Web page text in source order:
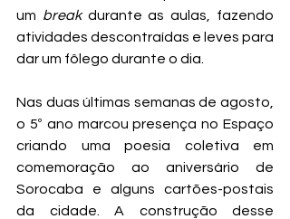
um break durante as aulas, fazendo
atividades descontraídas e leves para
dar um fôlego durante o dia.
Nas duas últimas semanas de agosto,
o 5º ano marcou presença no Espaço
criando uma poesia coletiva em
comemoração ao aniversário de
Sorocaba e alguns cartões-postais
da cidade. A construção desse